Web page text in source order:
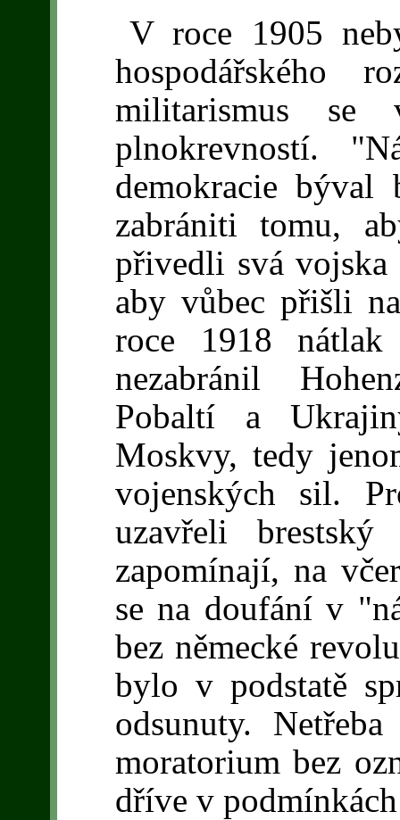
V roce 1905
hospodářského
militarismus se
plnokrevností.
demokracie býval
zabrániti tomu,
přivedli svá
aby vůbec přišli
roce 1918 nátlak
nezabránil
Pobaltí a
Moskvy, tedy
vojenských sil.
uzavřeli
zapomínají, na
se na doufání v
bez německé
bylo v podstatě
odsunuty.
moratorium bez
dříve v